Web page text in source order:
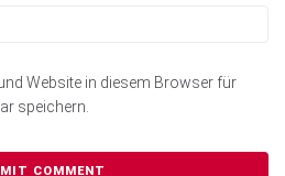
Website in diesem Browser für
speichern.